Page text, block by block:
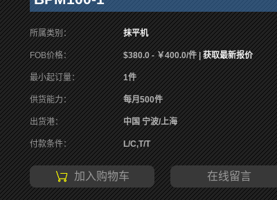
所属类别： 抹平机
FOB价格： $380.0 - ￥400.0/件 |获取最新报价
最小起订量： 1件
供货能力： 每月500件
出货港： 中国 宁波/上海
付款条件： L/C,T/T
加入购物车 在线留言